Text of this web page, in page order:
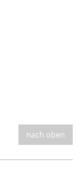
nach oben